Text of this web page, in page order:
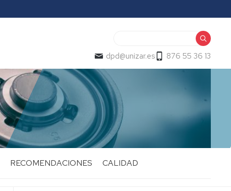
dpd@unizar.es 876 55 36 13
RECOMENDACIONES CALIDAD